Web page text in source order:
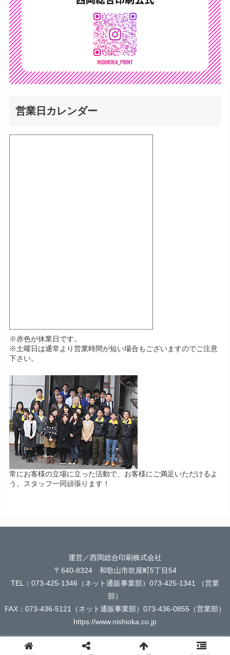
営業日カレンダー
※赤色が休業日です。
※土曜日は通常より営業時間が短い場合もございますのでご注意
下さい。
常にお客様の立場に立った活動で、お客様にご満足いただけるよ
う、スタッフ一同頑張ります！
運営／西岡総合印刷株式会社
〒640-8324 和歌山市吹屋町5丁目54
TEL：073-425-1346（ネット通販事業部）073-425-1341 （営業
部）
FAX：073-436-5121（ネット通販事業部）073-436-0855（営業部）
https://www.nishioka.co.jp